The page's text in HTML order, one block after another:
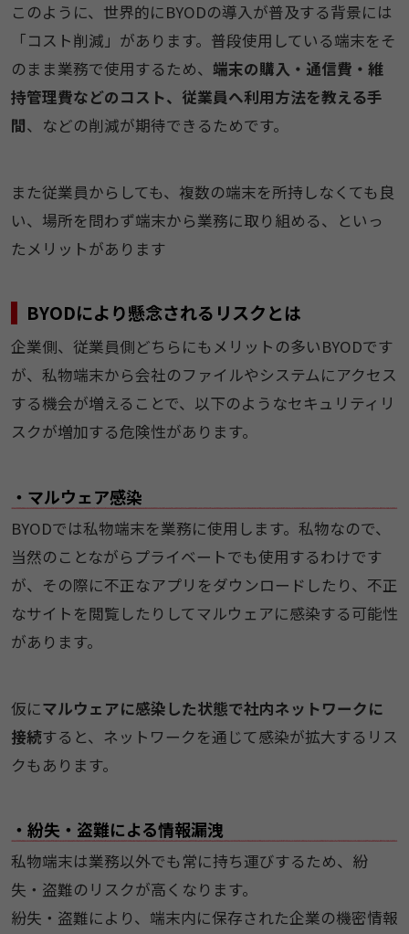
このように、世界的にBYODの導入が普及する背景には
「コスト削減」があります。普段使用している端末をそ
のまま業務で使用するため、 端末の購入・通信費・維
持管理費などのコスト、従業員へ利用方法を教える手
間、などの削減が期待できるためです。
また従業員からしても、複数の端末を所持しなくても良
い、場所を問わず端末から業務に取り組める、といっ
たメリットがあります
BYODにより懸念されるリスクとは
企業側、従業員側どちらにもメリットの多いBYODです
が、私物端末から会社のファイルやシステムにアクセス
する機会が増えることで、以下のようなセキュリティリ
スクが増加する危険性があります。
・マルウェア感染
BYODでは私物端末を業務に使用します。私物なので、
当然のことながらプライベートでも使用するわけです
が、その際に不正なアプリをダウンロードしたり、不正
なサイトを閲覧したりしてマルウェアに感染する可能性
があります。
仮にマルウェアに感染した状態で社内ネットワークに
接続すると、ネットワークを通じて感染が拡大するリス
クもあります。
・紛失・盗難による情報漏洩
私物端末は業務以外でも常に持ち運びするため、紛
失・盗難のリスクが高くなります。
紛失・盗難により、端末内に保存された企業の機密情報